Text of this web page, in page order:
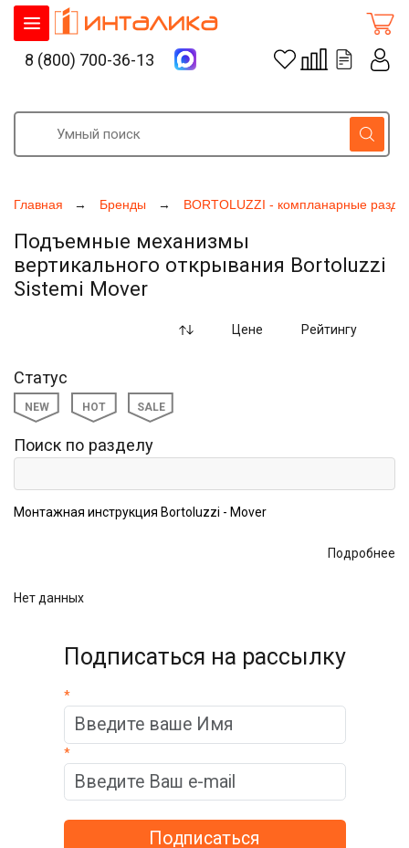
Главная Бренды BORTOLUZZI - компланарные
Подъемные механизмы
вертикального открывания Bortoluzzi
Sistemi Mover
Цене Рейтингу
Статус
NEW HOT SALE
Поиск по разделу
Монтажная инструкция Bortoluzzi - Mover
Подробнее
Нет данных
8 (800) 700-36-13
Подписаться на рассылку
*
*